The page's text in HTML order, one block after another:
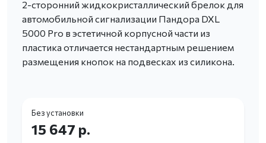
2-сторонний жидкокристаллический брелок для
автомобильной сигнализации Пандора DXL
5000 Pro в эстетичной корпусной части из
пластика отличается нестандартным решением
размещения кнопок на подвесках из силикона.
Без установки
15 647 р.